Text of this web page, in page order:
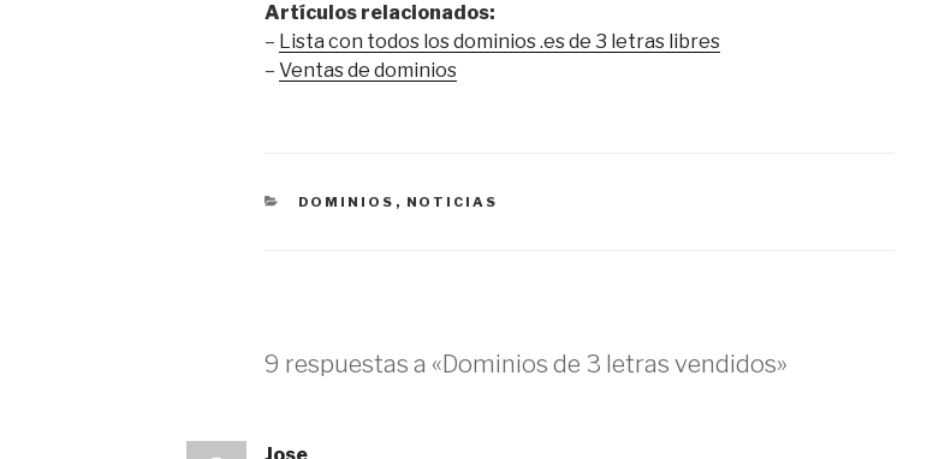
Artículos relacionados:
– Lista con todos los dominios .es de 3 letras libres
– Ventas de dominios
CATEGORÍAS
DOMINIOS , NOTICIAS
9 respuestas a «Dominios de 3 letras vendidos»